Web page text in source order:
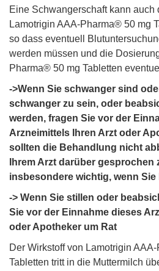
Eine Schwangerschaft kann auch
Lamotrigin AAA-Pharma® 50 mg
so dass eventuell
werden müssen und die
Pharma® 50 mg Tabletten
->Wenn Sie schwanger sind
schwanger zu sein, oder
werden, fragen Sie vor der
Arzneimittels Ihren Arzt oder
sollten die Behandlung nicht
Ihrem Arzt darüber gesprochen
insbesondere wichtig, wenn
-> Wenn Sie stillen oder
Sie vor der Einnahme dieses
oder Apotheker um Rat
Der Wirkstoff von Lamotrigin
Tabletten tritt in die Muttermilch